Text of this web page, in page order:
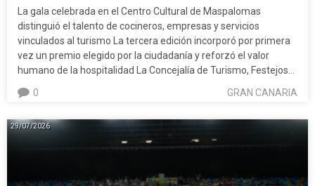
La gala celebrada en el Centro Cultural de Maspalomas
distinguió el talento de cocineros, empresas y servicios
vinculados al turismo La tercera edición incorporó por primera
vez un premio elegido por la ciudadanía y reforzó el valor
humano de la hospitalidad La Concejalía de Turismo, Festejos…
GRAN CANARIA
0
29/07/2026